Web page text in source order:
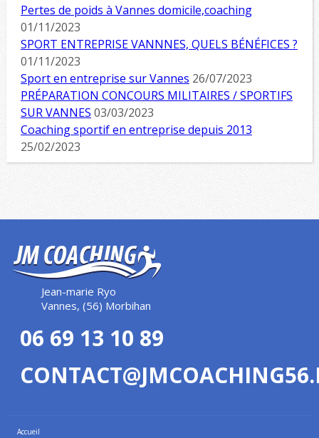
Pertes de poids à Vannes domicile,coaching
01/11/2023
SPORT ENTREPRISE VANNNES, QUELS BÉNÉFICES ?
01/11/2023
Sport en entreprise sur Vannes 26/07/2023
PRÉPARATION CONCOURS MILITAIRES / SPORTIFS
SUR VANNES 03/03/2023
Coaching sportif en entreprise depuis 2013
25/02/2023
Jean-marie Ryo
Vannes, (56) Morbihan
06 69 13 10 89
Accueil